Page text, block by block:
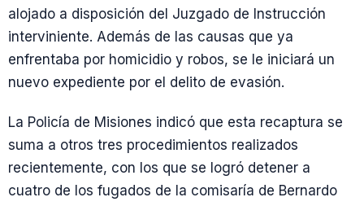
alojado a disposición del Juzgado de Instrucción
interviniente. Además de las causas que ya
enfrentaba por homicidio y robos, se le iniciará un
nuevo expediente por el delito de evasión.
La Policía de Misiones indicó que esta recaptura se
suma a otros tres procedimientos realizados
recientemente, con los que se logró detener a
cuatro de los fugados de la comisaría de Bernardo